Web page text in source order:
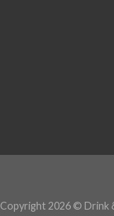
Copyright 2026 © Drink